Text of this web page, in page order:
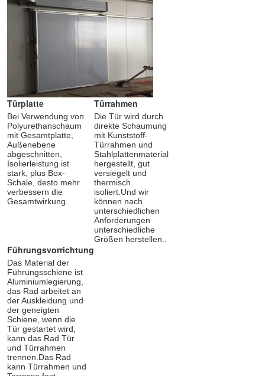
Türplatte
Bei Verwendung von
Polyurethanschaum
mit Gesamtplatte,
Außenebene
abgeschnitten,
Isolierleistung ist
stark, plus Box-
Schale, desto mehr
verbessern die
Gesamtwirkung.
Türrahmen
Die Tür wird durch
direkte Schaumung
mit Kunststoff-
Türrahmen und
Stahlplattenmaterial
hergestellt, gut
versiegelt und
thermisch
isoliert.Und wir
können nach
unterschiedlichen
Anforderungen
unterschiedliche
Größen herstellen..
Führungsvorrichtung
Das Material der
Führungsschiene ist
Aluminiumlegierung,
das Rad arbeitet an
der Auskleidung und
der geneigten
Schiene, wenn die
Tür gestartet wird,
kann das Rad Tür
und Türrahmen
trennen.Das Rad
kann Türrahmen und